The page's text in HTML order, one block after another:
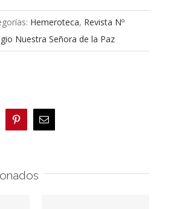
Hemeroteca, Revista Nº
Nuestra Señora de la Paz
PinterestCorreo
electrónico